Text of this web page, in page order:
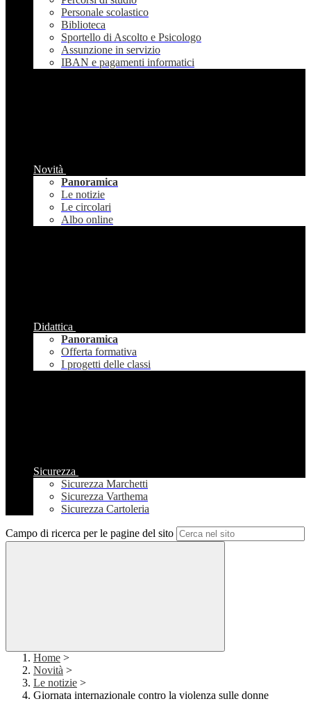
Personale scolastico
Biblioteca
Sportello di Ascolto e Psicologo
Assunzione in servizio
IBAN e pagamenti informatici
Novità
Panoramica
Le notizie
Le circolari
Albo online
Didattica
Panoramica
Offerta formativa
I progetti delle classi
Sicurezza
Sicurezza Marchetti
Sicurezza Varthema
Sicurezza Cartoleria
Campo di ricerca per le pagine del sito
Home >
Novità >
Le notizie >
Giornata internazionale contro la violenza sulle donne